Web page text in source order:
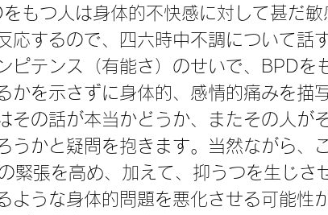
応するので、四六時中不調について話
ピテンス（有能さ）のせいで、BPDを
かを示さずに身体的、感情的痛みを描
その話が本当かどうか、またその人が
うかと疑問を抱きます。当然ながら、
緊張を高め、加えて、抑うつを生じさ
ような身体的問題を悪化させる可能性